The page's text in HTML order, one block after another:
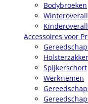
Bodybroeken
Accessoires voor
Spijkerschort
Werkriemen